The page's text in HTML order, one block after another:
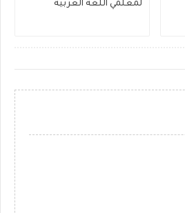
لمعلمي اللغة العربية